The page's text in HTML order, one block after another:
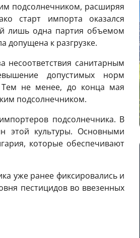
подсолнечником, расширяя
старт импорта оказался
лишь одна партия объемом
допущена к разгрузке.
несоответствия санитарным
допустимых норм
Тем не менее, до конца мая
подсолнечником.
подсолнечника. В
этой культуры. Основными
которые обеспечивают
уже ранее фиксировались и
пестицидов во ввезенных